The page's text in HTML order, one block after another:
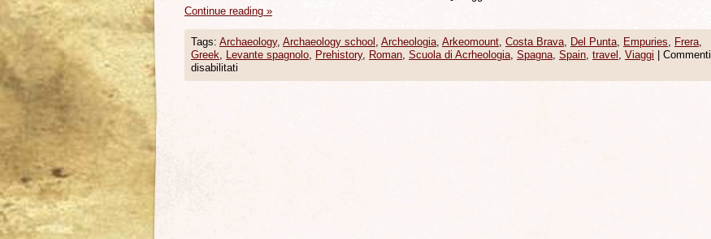
Continue reading »
Tags: Archaeology, Archaeology school , Archeologia, Arkeomount, Costa Brava, Del Punta, Empuries, Frera,
Greek, Levante spagnolo, Prehistory, Roman, Scuola di Acrheologia, Spagna, Spain, travel , Viaggi
Commenti
disabilitati